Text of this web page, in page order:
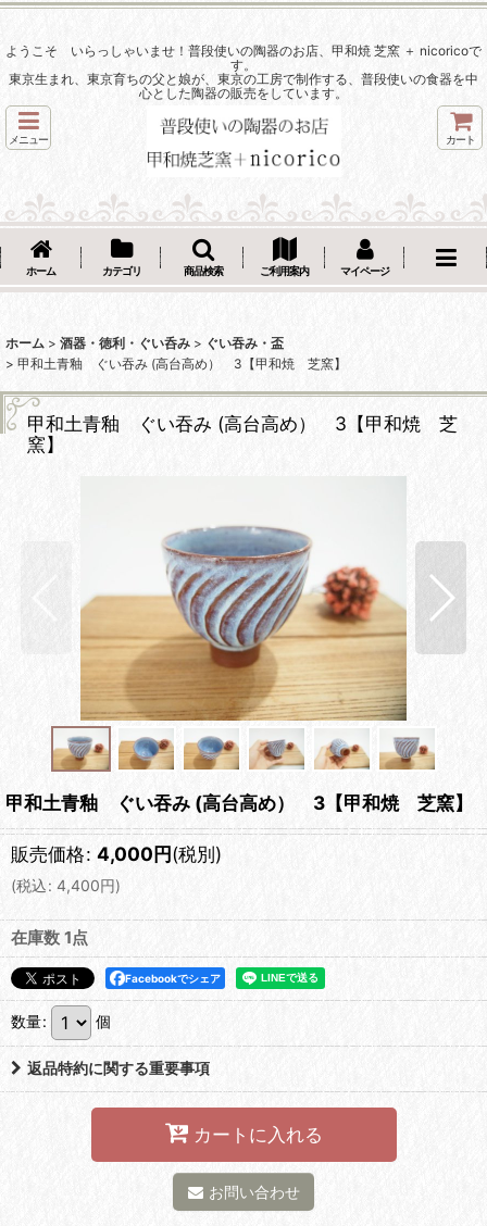
ようこそ いらっしゃいませ！普段使いの陶器のお店、甲和焼 芝窯 ＋ nicoricoで
す。
東京生まれ、東京育ちの父と娘が、東京の工房で制作する、普段使いの食器を中
心とした陶器の販売をしています。
メニュー カート
ホーム カテゴリ 商品検索 ご利用案内 マイページ
ホーム > 酒器・徳利・ぐい呑み > ぐい吞み・盃
> 甲和土青釉 ぐい吞み (高台高め） 3【甲和焼 芝窯】
甲和土青釉 ぐい吞み (高台高め） 3【甲和焼 芝
窯】
甲和土青釉 ぐい吞み (高台高め） 3【甲和焼 芝窯】
販売価格: 4,000円(税別)
(税込: 4,400円)
在庫数 1点
Facebookでシェア
数量: 個
返品特約に関する重要事項
カートに入れる
お問い合わせ